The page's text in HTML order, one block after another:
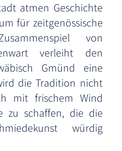
atmen Geschichte
für zeitgenössische
von
verleiht den
Gmünd eine
die Tradition nicht
mit frischem Wind
zu schaffen, die die
würdig